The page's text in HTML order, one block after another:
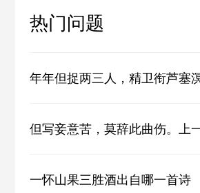
热门问题
年年但捉两三人，精卫衔芦塞
但写妾意苦，莫辞此曲伤。上
一怀山果三胜酒出自哪一首诗